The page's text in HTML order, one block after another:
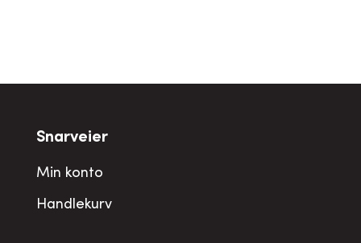
Snarveier
Min konto
Handlekurv